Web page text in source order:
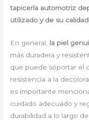
tapicería automotriz
utilizado y de su
En general, la piel
más duradera y
que puede soportar el
resistencia a la
es importante
cuidado adecuado y
durabilidad a lo largo